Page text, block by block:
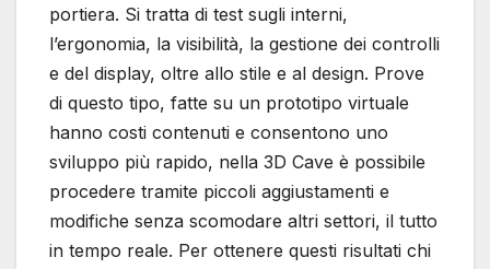
portiera. Si tratta di test sugli interni,
l’ergonomia, la visibilità, la gestione dei controlli
e del display, oltre allo stile e al design. Prove
di questo tipo, fatte su un prototipo virtuale
hanno costi contenuti e consentono uno
sviluppo più rapido, nella 3D Cave è possibile
procedere tramite piccoli aggiustamenti e
modifiche senza scomodare altri settori, il tutto
in tempo reale. Per ottenere questi risultati chi